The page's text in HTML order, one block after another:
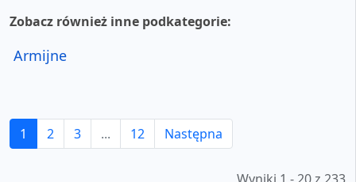
Zobacz również inne podkategorie:
Armijne
1 2 3 ... 12 Następna
Wyniki 1 - 20 z 233